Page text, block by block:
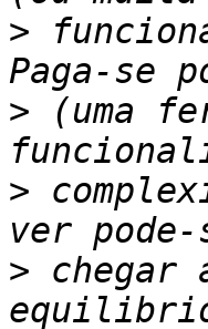
>
> (uma
>
> chegar